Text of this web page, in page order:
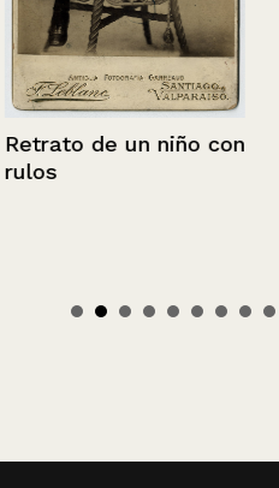
Retrato de un niño con
rulos